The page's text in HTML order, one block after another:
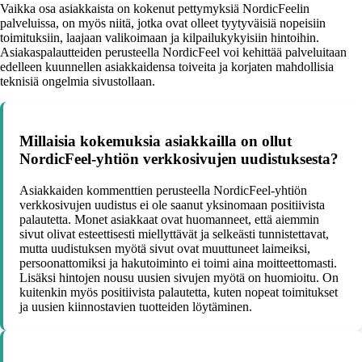
Vaikka osa asiakkaista on kokenut pettymyksiä NordicFeelin
palveluissa, on myös niitä, jotka ovat olleet tyytyväisiä nopeisiin
toimituksiin, laajaan valikoimaan ja kilpailukykyisiin hintoihin.
Asiakaspalautteiden perusteella NordicFeel voi kehittää palveluitaan
edelleen kuunnellen asiakkaidensa toiveita ja korjaten mahdollisia
teknisiä ongelmia sivustollaan.
Millaisia kokemuksia asiakkailla on ollut
NordicFeel-yhtiön verkkosivujen uudistuksesta?
Asiakkaiden kommenttien perusteella NordicFeel-yhtiön
verkkosivujen uudistus ei ole saanut yksinomaan positiivista
palautetta. Monet asiakkaat ovat huomanneet, että aiemmin
sivut olivat esteettisesti miellyttävät ja selkeästi tunnistettavat,
mutta uudistuksen myötä sivut ovat muuttuneet laimeiksi,
persoonattomiksi ja hakutoiminto ei toimi aina moitteettomasti.
Lisäksi hintojen nousu uusien sivujen myötä on huomioitu. On
kuitenkin myös positiivista palautetta, kuten nopeat toimitukset
ja uusien kiinnostavien tuotteiden löytäminen.